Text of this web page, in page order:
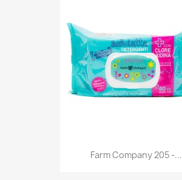
Anteprima
Farm Company 205 -...